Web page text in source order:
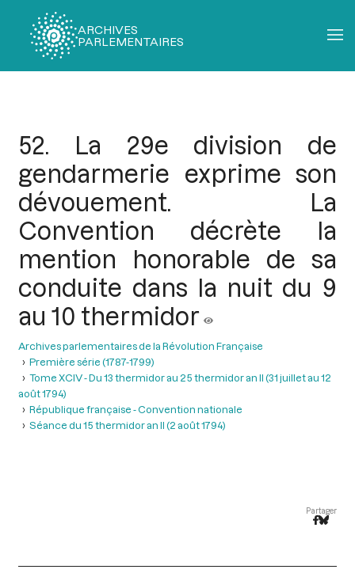
ARCHIVES
PARLEMENTAIRES
52. La 29e division de
gendarmerie exprime son
dévouement. La
Convention décrète la
mention honorable de sa
conduite dans la nuit du 9
au 10 thermidor
Archives parlementaires de la Révolution Française
Première série (1787-1799)
Tome XCIV - Du 13 thermidor au 25 thermidor an II (31 juillet au 12
août 1794)
République française - Convention nationale
Séance du 15 thermidor an II (2 août 1794)
Partager